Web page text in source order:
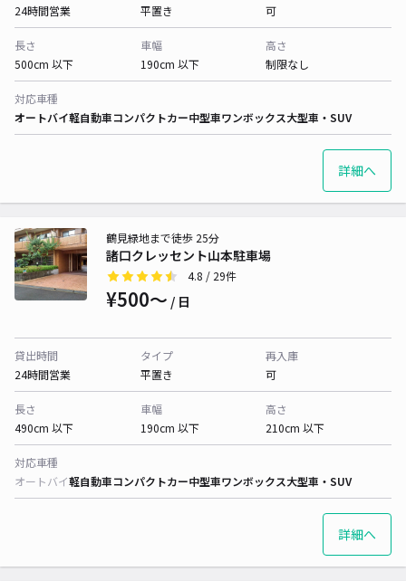
24時間営業
平置き
可
長さ
500cm 以下
車幅
190cm 以下
高さ
制限なし
対応車種
オートバイ軽自動車コンパクトカー中型車ワンボックス大型車・SUV
詳細へ
諸口クレッセント山本駐車場
鶴見緑地まで徒歩 25分
4.8 / 29件
¥500〜 / 日
貸出時間
24時間営業
タイプ
平置き
再入庫
可
長さ
490cm 以下
車幅
190cm 以下
高さ
210cm 以下
対応車種
オートバイ軽自動車コンパクトカー中型車ワンボックス大型車・SUV
詳細へ